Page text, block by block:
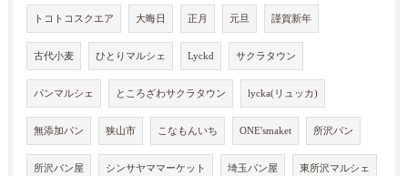
トコトコスクエア 大晦日 正月 元旦 謹賀新年
古代小麦 ひとりマルシェ Lyckd サクラタウン
パンマルシェ ところざわサクラタウン lycka(リュッカ)
無添加パン 狭山市 こなもんいち ONE'smaket 所沢パン
所沢パン屋 シンサヤママーケット 埼玉パン屋 東所沢マルシェ